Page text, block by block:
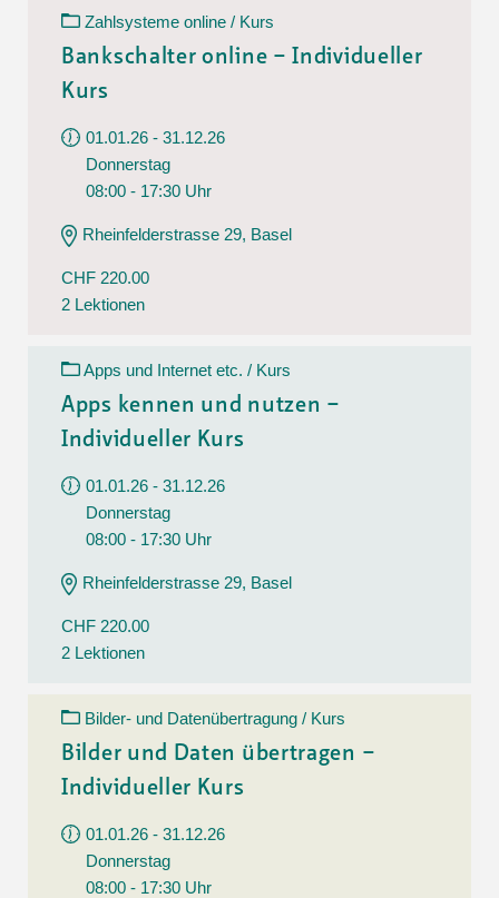
Zahlsysteme online / Kurs
Bankschalter online – Individueller
Kurs
01.01.26 - 31.12.26
Donnerstag
08:00 - 17:30 Uhr
Rheinfelderstrasse 29, Basel
CHF 220.00
2 Lektionen
Apps und Internet etc. / Kurs
Apps kennen und nutzen –
Individueller Kurs
01.01.26 - 31.12.26
Donnerstag
08:00 - 17:30 Uhr
Rheinfelderstrasse 29, Basel
CHF 220.00
2 Lektionen
Bilder- und Datenübertragung / Kurs
Bilder und Daten übertragen –
Individueller Kurs
01.01.26 - 31.12.26
Donnerstag
08:00 - 17:30 Uhr